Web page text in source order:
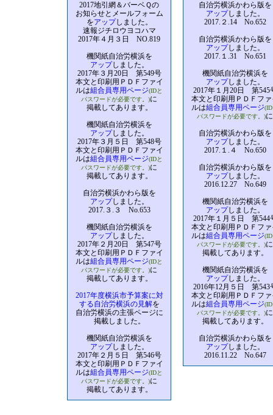
2017地引網＆バーベＱの
お知らせとメールフォーム
をアップしました。
速報ジチロウヨコハマ
2017年４月３日 NO.819
機関紙自治労横浜を
アップしました。
2017年３月20日 第549号
本文と印刷用ＰＤＦファイ
ルは組合員専用ページ(IDと
パスワードが必要です。)に
掲載してあります。
機関紙自治労横浜を
アップしました。
2017年３月５日 第548号
本文と印刷用ＰＤＦファイ
ルは組合員専用ページ(IDと
パスワードが必要です。)に
掲載してあります。
自治労横浜かわら版を
アップしました。
2017.３.３ No.653
機関紙自治労横浜を
アップしました。
2017年２月20日 第547号
本文と印刷用ＰＤＦファイ
ルは組合員専用ページ(IDと
パスワードが必要です。)に
掲載してあります。
2017年度横浜市予算案に対
する自治労横浜の見解を
自治労横浜の主張ページに
掲載しました。
機関紙自治労横浜を
アップしました。
2017年２月５日 第546号
本文と印刷用ＰＤＦファイ
ルは組合員専用ページ(IDと
パスワードが必要です。)に
掲載してあります。
自治労横浜かわら版を
アップしました。
2017.２.14 No.652
自治労横浜かわら版を
アップしました。
2017.１.31 No.651
機関紙自治労横浜を
アップしました。
2017年１月20日 第545
本文と印刷用ＰＤＦファ
ルは組合員専用ページ
パスワードが必要です。)に
自治労横浜かわら版を
アップしました。
2017.１.４ No.650
自治労横浜かわら版を
アップしました。
2016.12.27 No.649
機関紙自治労横浜を
アップしました。
2017年１月５日 第544
本文と印刷用ＰＤＦファ
ルは組合員専用ページ
パスワードが必要です。)に
掲載してあります。
機関紙自治労横浜を
アップしました。
2016年12月５日 第543
本文と印刷用ＰＤＦファ
ルは組合員専用ページ
パスワードが必要です。)に
掲載してあります。
自治労横浜かわら版を
アップしました。
2016.11.22 No.647